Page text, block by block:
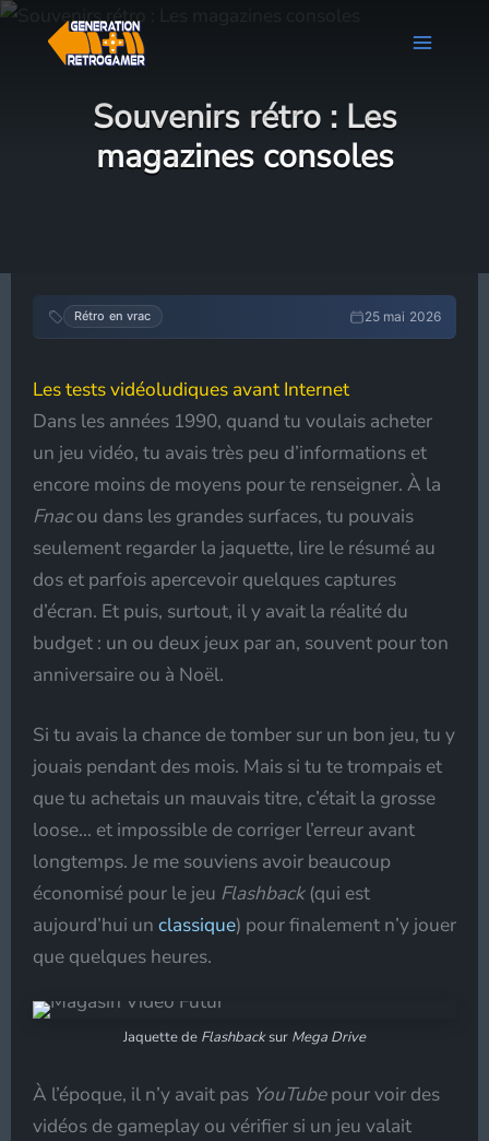
Aller
Souvenirs rétro : Les
magazines consoles
Rétro en vrac 25 mai 2026
Les tests vidéoludiques avant Internet
Dans les années 1990, quand tu voulais acheter
un jeu vidéo, tu avais très peu d’informations et
encore moins de moyens pour te renseigner. À la
Fnacou dans les grandes surfaces, tu pouvais
seulement regarder la jaquette, lire le résumé au
dos et parfois apercevoir quelques captures
d’écran. Et puis, surtout, il y avait la réalité du
budget : un ou deux jeux par an, souvent pour ton
anniversaire ou à Noël.
Si tu avais la chance de tomber sur un bon jeu, tu y
jouais pendant des mois. Mais si tu te trompais et
que tu achetais un mauvais titre, c’était la grosse
loose… et impossible de corriger l’erreur avant
longtemps. Je me souviens avoir beaucoup
économisé pour le jeu Flashback(qui est
aujourd’hui un classique) pour finalement n’y jouer
que quelques heures.
Jaquette de Flashbacksur Mega Drive
À l’époque, il n’y avait pas YouTubepour voir des
vidéos de gameplay ou vérifier si un jeu valait